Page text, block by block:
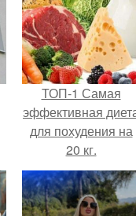
ТОП-1 Самая
эффективная
для похудения на
20 кг.
Эффективные
диеты для
похудения на 20 кг